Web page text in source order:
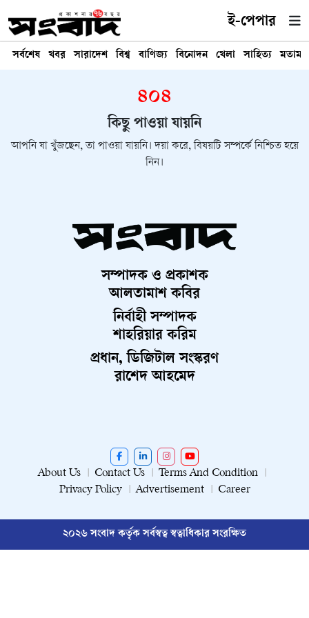
ই-পেপার
সর্বশেষ খবর সারাদেশ বিশ্ব বাণিজ্য বিনোদন খেলা সাহিত্য মতামত
৪০৪
কিছু পাওয়া যায়নি
আপনি যা খুঁজছেন, তা পাওয়া যায়নি। দয়া করে, বিষয়টি সম্পর্কে নিশ্চিত হয়ে
নিন।
সম্পাদক ও প্রকাশক
আলতামাশ কবির
নির্বাহী সম্পাদক
শাহরিয়ার করিম
প্রধান, ডিজিটাল সংস্করণ
রাশেদ আহমেদ
About Us Contact Us
Terms And Condition
Privacy Policy
Advertisement Career
২০২৬ সংবাদ কর্তৃক সর্বস্বত্ব স্বত্বাধিকার সংরক্ষিত